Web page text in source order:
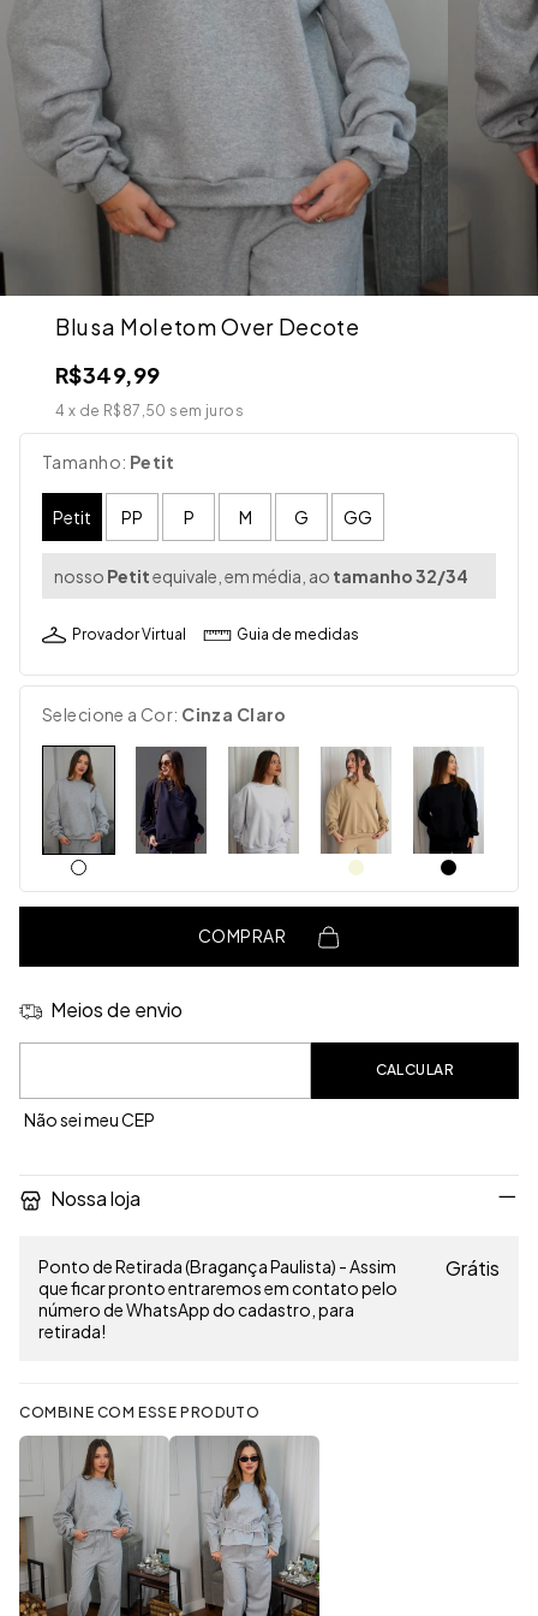
Blusa Moletom Over Decote
R$349,99
4 x de R$87,50 sem juros
Selecione a Cor: Cinza Claro
Tamanho: Petit
Petit PP P M G GG
nosso Petitequivale, em média, ao tamanho 32/34
Provador Virtual Guia de medidas
COMPRAR
Meios de envio
Entregas para o CEP:
CALCULAR
Não sei meu CEP
Nossa loja
Ponto de Retirada (Bragança Paulista) - Assim
que ficar pronto entraremos em contato pelo
número de WhatsApp do cadastro, para
retirada!
Grátis
COMBINE COM ESSE PRODUTO